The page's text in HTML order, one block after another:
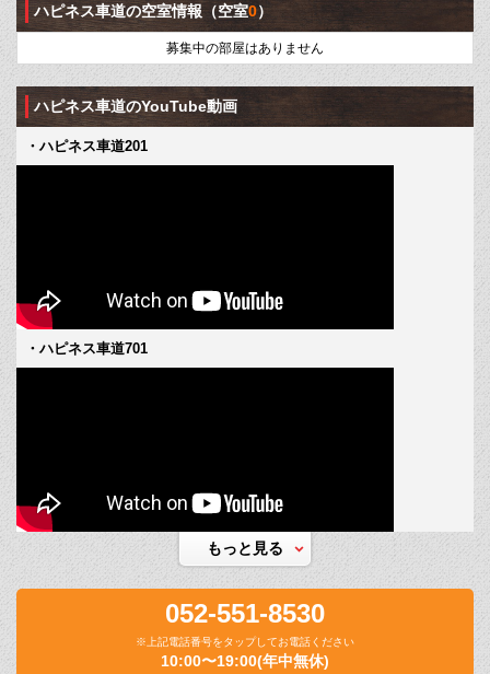
ハピネス車道の空室情報（空室0）
募集中の部屋はありません
ハピネス車道のYouTube動画
・ハピネス車道201
・ハピネス車道701
もっと見る
052-551-8530
※上記電話番号をタップしてお電話ください
10:00〜19:00(年中無休)